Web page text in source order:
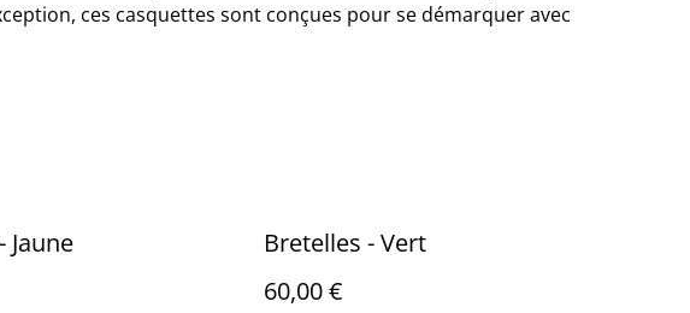
ces casquettes sont conçues pour se démarquer avec
Jaune
Bretelles - Vert
60,00 €